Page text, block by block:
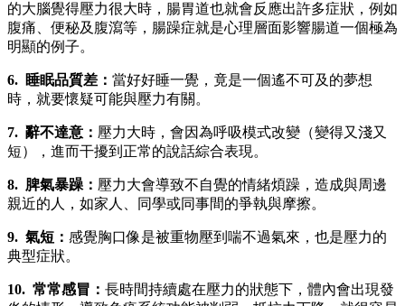
的大腦覺得壓力很大時，腸胃道也就會反應出許多症狀，例如
腹痛、便秘及腹瀉等，腸躁症就是心理層面影響腸道一個極為
明顯的例子。
6. 睡眠品質差： 當好好睡一覺，竟是一個遙不可及的夢想
時，就要懷疑可能與壓力有關。
7. 辭不達意： 壓力大時，會因為呼吸模式改變（變得又淺又
短），進而干擾到正常的說話綜合表現。
8. 脾氣暴躁： 壓力大會導致不自覺的情緒煩躁，造成與周邊
親近的人，如家人、同學或同事間的爭執與摩擦。
9. 氣短： 感覺胸口像是被重物壓到喘不過氣來，也是壓力的
典型症狀。
10. 常常感冒： 長時間持續處在壓力的狀態下，體內會出現發